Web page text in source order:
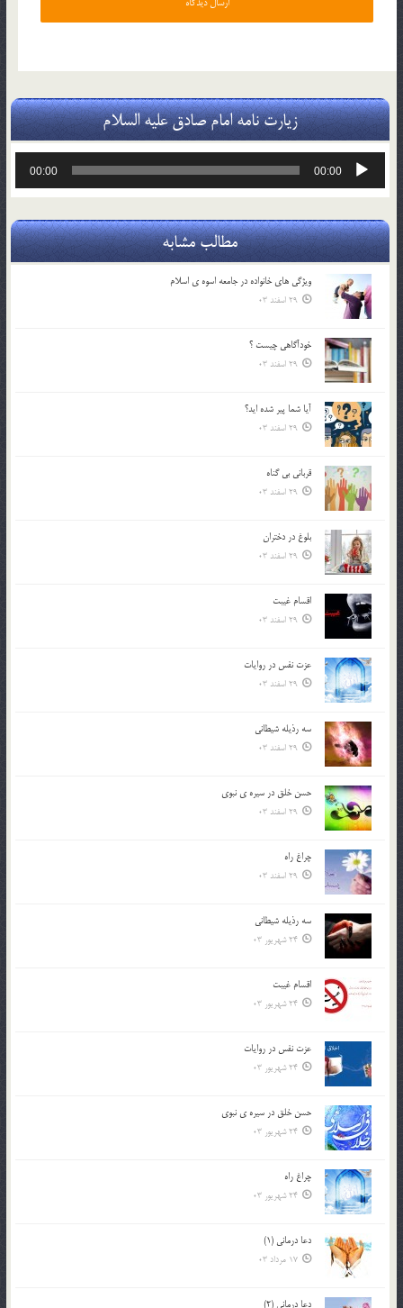
زیارت نامه امام صادق علیه السلام
پخش‌کننده
00:00
00:00
مطالب مشابه
ويژگي هاي خانواده در جامعه اسوه ي اسلام
29 اسفند 03
خودآگاهى چيست ؟
29 اسفند 03
آیا شما پیر شده اید؟
29 اسفند 03
قرباني بي گناه
29 اسفند 03
بلوغ در دختران
29 اسفند 03
اقسام غيبت
29 اسفند 03
عزت نفس در روايات
29 اسفند 03
سه رذیله شیطانی
29 اسفند 03
حسن خلق در سيره ي نبوي
29 اسفند 03
چراغ راه
29 اسفند 03
سه رذیله شیطانی
24 شهریور 03
اقسام غيبت
24 شهریور 03
عزت نفس در روايات
24 شهریور 03
حسن خلق در سيره ي نبوي
24 شهریور 03
چراغ راه
24 شهریور 03
دعا درمانی (1)
17 مرداد 03
دعا درمانی (2)